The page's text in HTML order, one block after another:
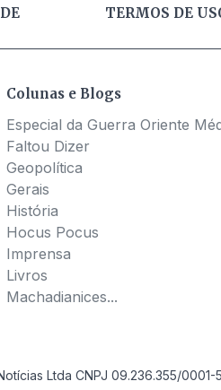
TERMOS DE
Colunas e Blogs
Especial da Guerra Oriente
Faltou Dizer
Geopolítica
Gerais
História
Hocus Pocus
Imprensa
Livros
Machadianices...
Ltda CNPJ 09.236.355/